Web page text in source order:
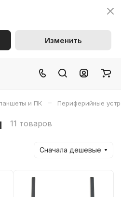
Изменить
и ПК – Периферийные
11 товаров
Сначала дешевые